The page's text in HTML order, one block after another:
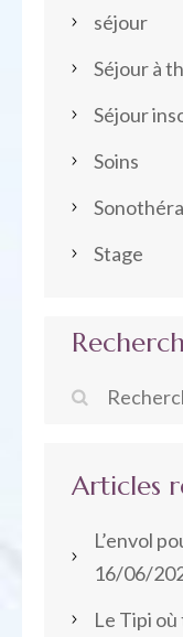
séjour
Séjour à
Séjour
Soins
Stage
Articles
L’envol
16/06/
Le Tipi